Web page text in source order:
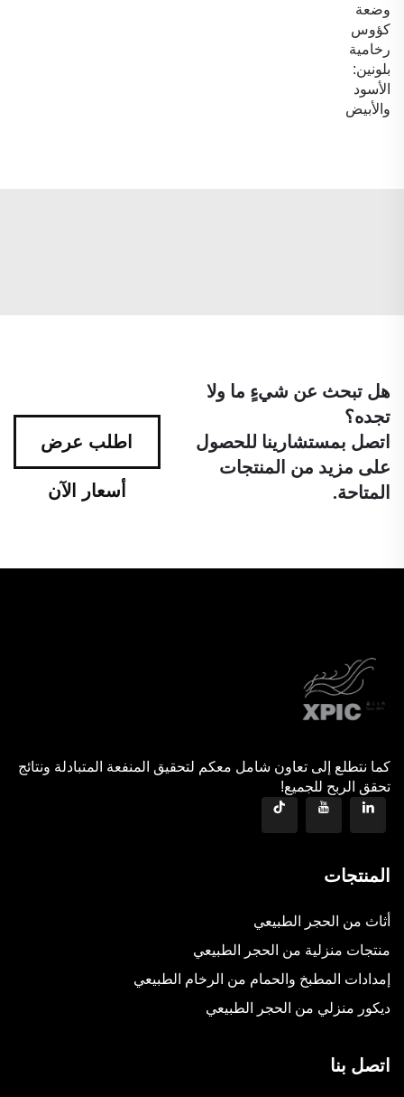
وضعة
كؤوس
رخامية
بلونين:
الأسود
والأبيض
هل تبحث عن شيءٍ ما ولا
تجده؟
اتصل بمستشارينا للحصول
على مزيد من المنتجات
المتاحة.
اطلب عرض
أسعار الآن
كما نتطلع إلى تعاون شامل معكم لتحقيق المنفعة المتبادلة ونتائج
تحقق الربح للجميع!
المنتجات
أثاث من الحجر الطبيعي
منتجات منزلية من الحجر الطبيعي
إمدادات المطبخ والحمام من الرخام الطبيعي
ديكور منزلي من الحجر الطبيعي
اتصل بنا